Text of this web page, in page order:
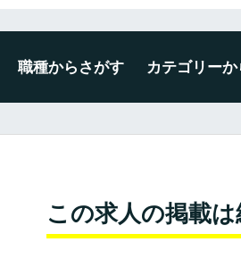
職種からさがす カテゴリー
この求人の掲載は